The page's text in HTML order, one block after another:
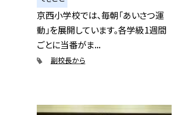
京西小学校では、毎朝「あいさつ運
動」を展開しています。各学級1週間
ごとに当番がま...
副校長から